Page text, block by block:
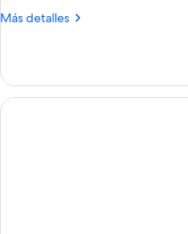
océano
Más detalles
Más
Suite,
vista
al